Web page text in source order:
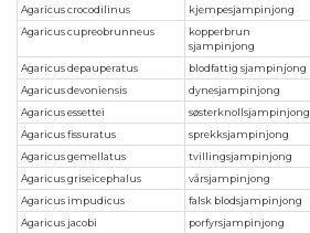
Agaricus crocodilinus
kjempesjampinjong
Agaricus cupreobrunneus
kopperbrun
sjampinjong
Agaricus depauperatus blodfattig sjampinjong
Agaricus devoniensis
dynesjampinjong
Agaricus essettei
søsterknollsjampinjong
Agaricus fissuratus
sprekksjampinjong
Agaricus gemellatus
tvillingsjampinjong
Agaricus griseicephalus
vårsjampinjong
Agaricus impudicus
falsk blodsjampinjong
Agaricus jacobi
porfyrsjampinjong